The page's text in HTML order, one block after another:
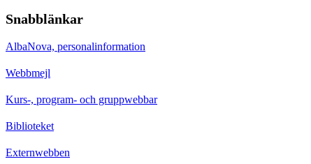
Snabblänkar
AlbaNova, personalinformation
Webbmejl
Kurs-, program- och gruppwebbar
Biblioteket
Externwebben